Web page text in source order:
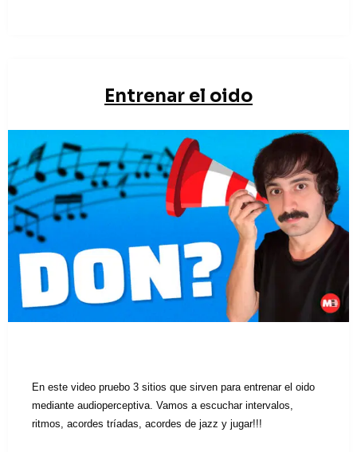
Entrenar el oido
En este video pruebo 3 sitios que sirven para entrenar el oido
mediante audioperceptiva. Vamos a escuchar intervalos,
ritmos, acordes tríadas, acordes de jazz y jugar!!!